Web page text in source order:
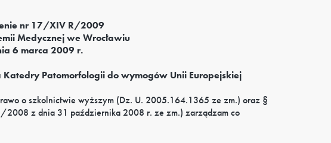
nr 17/XIV R/2009
Medycznej we Wrocławiu
6 marca 2009 r.
Patomorfologii do wymogów Unii Europejskiej
o szkolnictwie wyższym (Dz. U. 2005.164.1365 ze zm.) oraz §
z dnia 31 października 2008 r. ze zm.) zarządzam co